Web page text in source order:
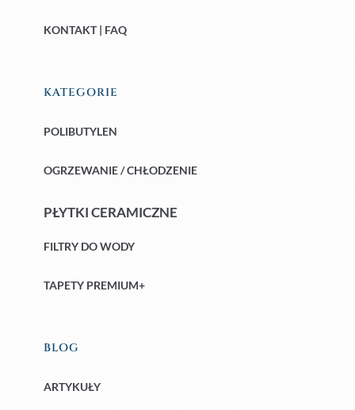
KONTAKT | FAQ
KATEGORIE
POLIBUTYLEN
OGRZEWANIE / CHŁODZENIE
PŁYTKI CERAMICZNE
FILTRY DO WODY
TAPETY PREMIUM+
BLOG
ARTYKUŁY